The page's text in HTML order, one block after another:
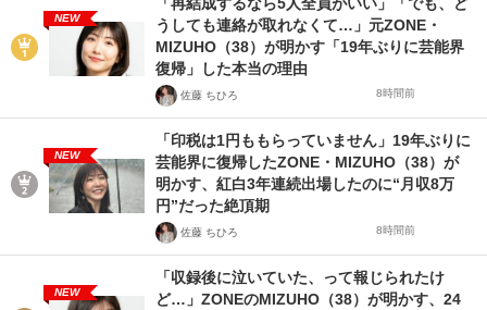
NEW
うしても連絡が取れなくて…」元ZONE・
MIZUHO（38）が明かす「19年ぶりに芸能界
復帰」した本当の理由
佐藤 ちひろ 8時間前
NEW
「印税は1円ももらっていません」19年ぶりに
芸能界に復帰したZONE・MIZUHO（38）が
明かす、紅白3年連続出場したのに“月収8万
円”だった絶頂期
佐藤 ちひろ 8時間前
NEW
「収録後に泣いていた、って報じられたけ
ど…」ZONEのMIZUHO（38）が明かす、24